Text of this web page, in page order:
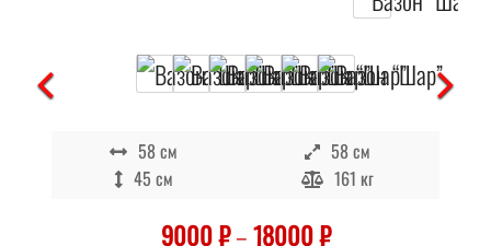
58 см
58 см
45 см
161 кг
9000₽–18000₽